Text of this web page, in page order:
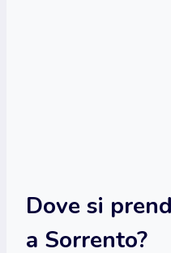
Dove si
a Sorrento?